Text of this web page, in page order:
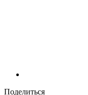
Поделиться